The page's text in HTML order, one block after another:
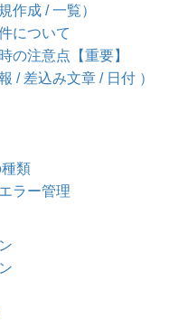
作成 / 一覧）
について
の注意点【重要】
/ 差込み文章 / 日付 ）
類
ラー管理